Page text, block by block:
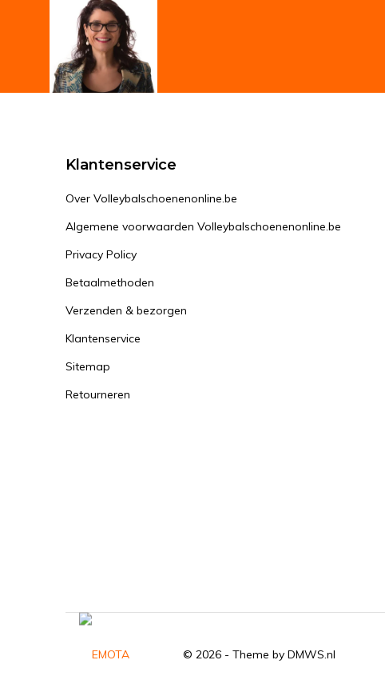
Klantenservice
Over Volleybalschoenenonline.be
Algemene voorwaarden Volleybalschoenenonline.be
Privacy Policy
Betaalmethoden
Verzenden & bezorgen
Klantenservice
Sitemap
Retourneren
© 2026 - Theme by DMWS.nl